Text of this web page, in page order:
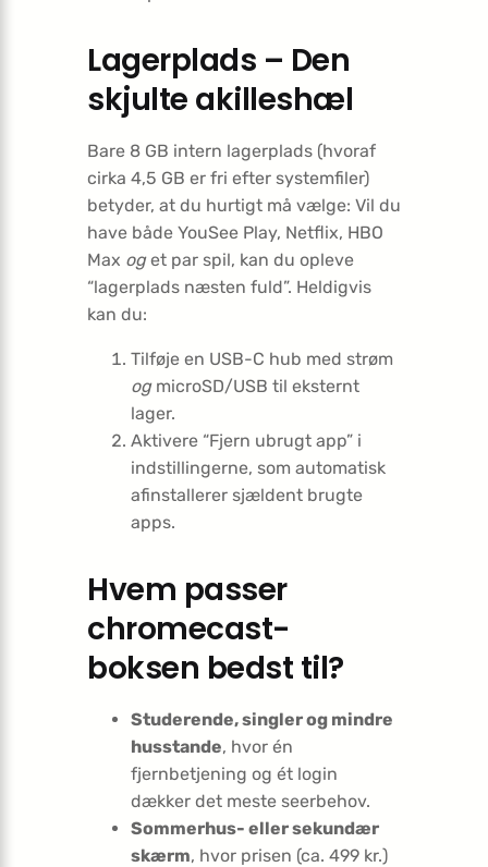
Lagerplads – Den
skjulte akilleshæl
Bare 8 GB intern lagerplads (hvoraf
cirka 4,5 GB er fri efter systemfiler)
betyder, at du hurtigt må vælge: Vil du
have både YouSee Play, Netflix, HBO
Max oget par spil, kan du opleve
“lagerplads næsten fuld”. Heldigvis
kan du:
Tilføje en USB-C hub med strøm
ogmicroSD/USB til eksternt
lager.
Aktivere “Fjern ubrugt app” i
indstillingerne, som automatisk
afinstallerer sjældent brugte
apps.
Hvem passer
chromecast-
boksen bedst til?
Studerende, singler og mindre
husstande, hvor én
fjernbetjening og ét login
dækker det meste seerbehov.
Sommerhus- eller sekundær
skærm, hvor prisen (ca. 499 kr.)